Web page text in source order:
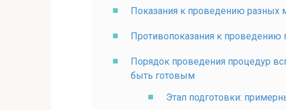
Показания к проведению разных
Противопоказания к проведению
Порядок проведения процедур
быть готовым
Этап подготовки: